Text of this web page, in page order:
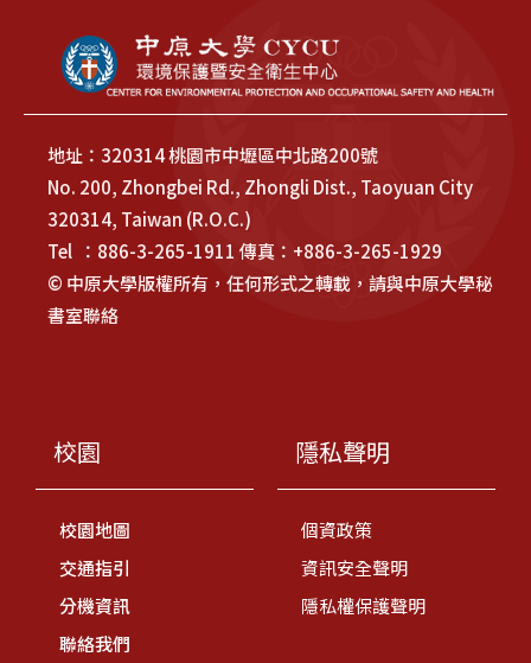
地址：320314 桃園市中壢區中北路200號
No. 200, Zhongbei Rd., Zhongli Dist., Taoyuan City
320314, Taiwan (R.O.C.)
Tel ：886-3-265-1911 傳真：+886-3-265-1929
© 中原大學版權所有，任何形式之轉載，請與中原大學秘
書室聯絡
校園
校園地圖
交通指引
分機資訊
聯絡我們
隱私聲明
個資政策
資訊安全聲明
隱私權保護聲明